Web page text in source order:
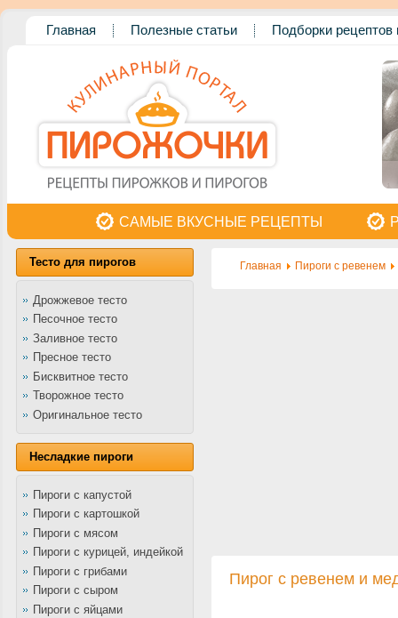
Главная Полезные статьи Подборки рецептов
САМЫЕ ВКУСНЫЕ РЕЦЕПТЫ
Тесто для пирогов
Дрожжевое тесто
Песочное тесто
Заливное тесто
Пресное тесто
Бисквитное тесто
Творожное тесто
Оригинальное тесто
Несладкие пироги
Пироги с капустой
Пироги с картошкой
Пироги с мясом
Пироги с курицей, индейкой
Пироги с грибами
Пироги с сыром
Пироги с яйцами
Главная Пироги с ревенем
Пирог с ревенем и